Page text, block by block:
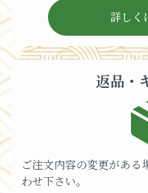
詳しく
返品・
ご注文内容の変更があ
わせ下さい。